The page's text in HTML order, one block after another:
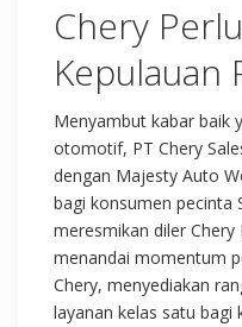
Chery
Kepulauan
Menyambut kabar baik
otomotif, PT Chery
dengan Majesty Auto
bagi konsumen pecinta
meresmikan diler
menandai momentum
Chery, menyediakan
layanan kelas satu bagi